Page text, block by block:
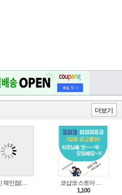
더보기
온라인 체인점(가맹점) 분양순서(필독)
코샵코 스토아 입점 1일 이용권
1,100